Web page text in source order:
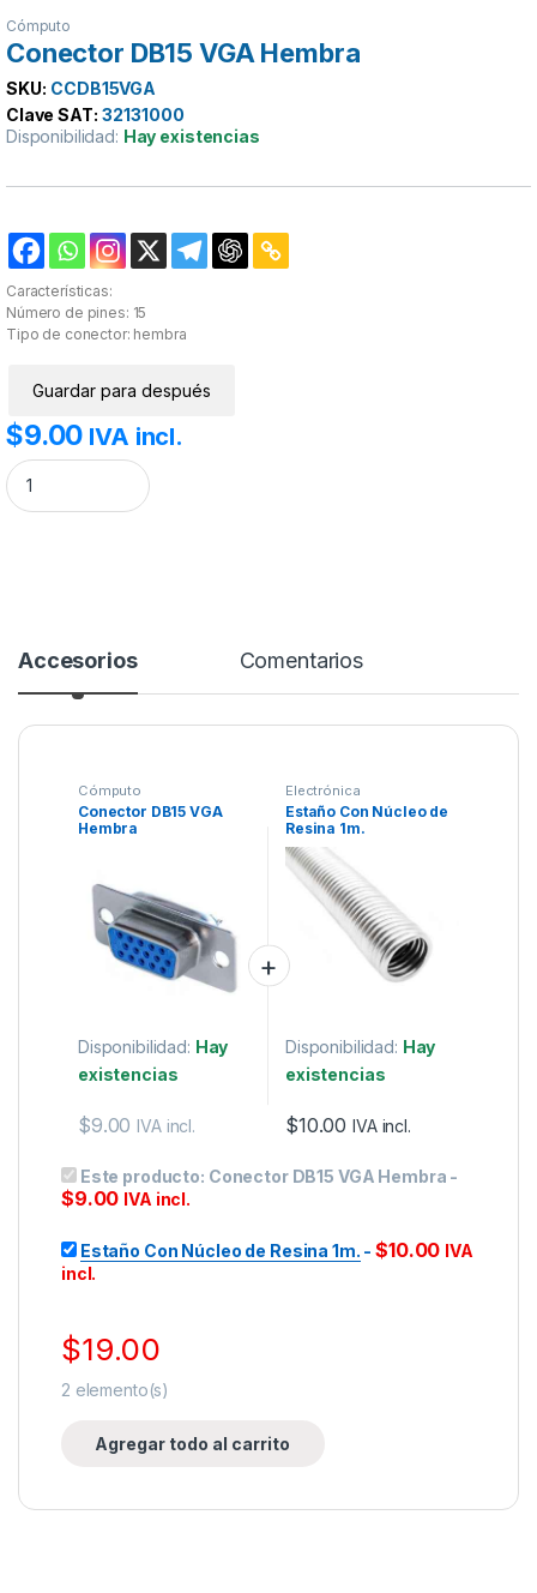
Cómputo
Conector DB15 VGA Hembra
SKU: CCDB15VGA
Clave SAT: 32131000
Disponibilidad: Hay existencias
Características:
Número de pines: 15
Tipo de conector: hembra
Guardar para después
$9.00 IVA incl.
Conector DB15 VGA Hembra cantidad
Accesorios Comentarios
Cómputo
Conector DB15 VGA
Hembra
Disponibilidad: Hay
existencias
$9.00 IVA incl.
Electrónica
Estaño Con Núcleo de
Resina 1m.
Disponibilidad: Hay
existencias
$10.00 IVA incl.
Este producto: Conector DB15 VGA Hembra -
$9.00 IVA incl.
Estaño Con Núcleo de Resina 1m. -$10.00 IVA
incl.
$19.00
2 elemento(s)
Agregar todo al carrito